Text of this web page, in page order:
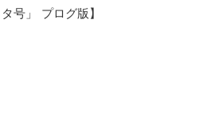
号」 プログ版】